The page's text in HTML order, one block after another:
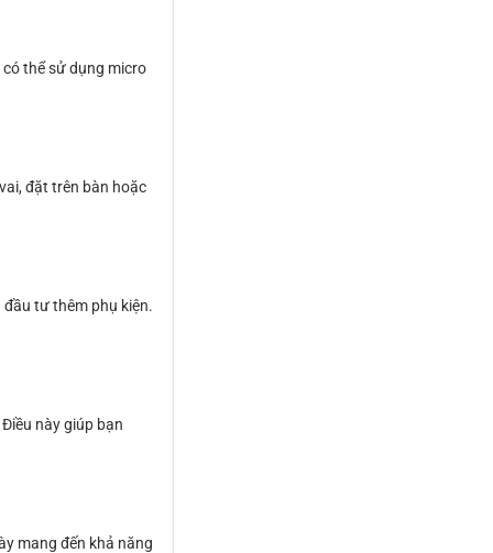
thể sử dụng micro
đặt trên bàn hoặc
tư thêm phụ kiện.
này giúp bạn
mang đến khả năng